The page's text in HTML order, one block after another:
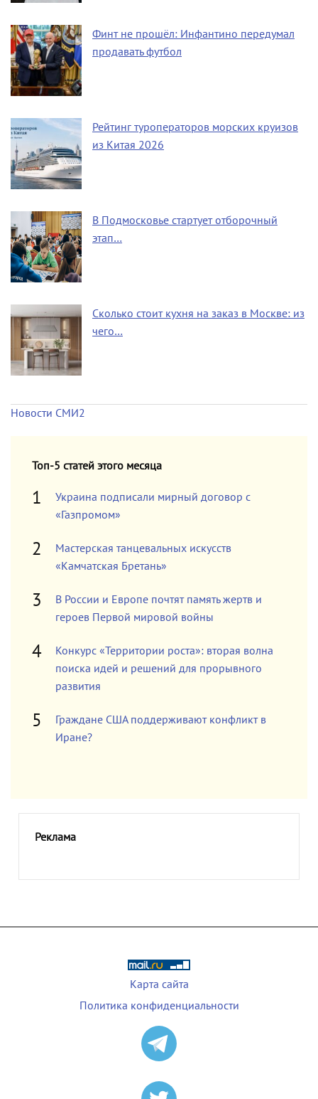
Финт не прошёл: Инфантино передумал
продавать футбол
Рейтинг туроператоров морских круизов
из Китая 2026
В Подмосковье стартует отборочный
этап…
Сколько стоит кухня на заказ в Москве: из
чего…
Новости СМИ2
Топ-5 статей этого месяца
Украина подписали мирный договор с
«Газпромом»
Мастерская танцевальных искусств
«Камчатская Бретань»
В России и Европе почтят память жертв и
героев Первой мировой войны
Конкурс «Территории роста»: вторая волна
поиска идей и решений для прорывного
развития
Граждане США поддерживают конфликт в
Иране?
Реклама
Карта сайта
Политика конфиденциальности